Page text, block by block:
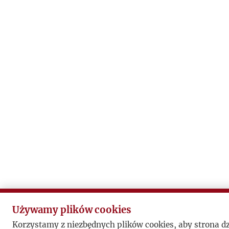
Używamy plików cookies
Korzystamy z niezbędnych plików cookies, aby strona